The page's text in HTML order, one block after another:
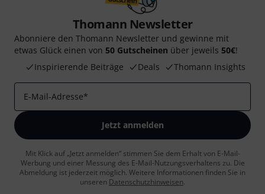
Thomann Newsletter
Abonniere den Thomann Newsletter und gewinne mit
etwas Glück einen von 50 Gutscheinen über jeweils 50€!
Inspirierende Beiträge
Deals Thomann Insights
E-Mail-Adresse*
Jetzt anmelden
Mit Klick auf „Jetzt anmelden“ stimmen Sie dem Erhalt von E-Mail-
Werbung und einer Messung des E-Mail-Nutzungsverhaltens zu. Die
Abmeldung ist jederzeit möglich. Weitere Informationen finden Sie in
unseren Datenschutzhinweisen.